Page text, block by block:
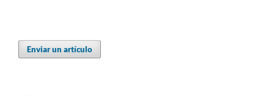
Enviar un artículo